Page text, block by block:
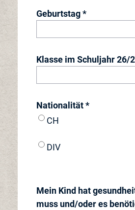
Geburtstag *
Nationalität *
CH
DIV
Mein Kind hat
muss und/oder es